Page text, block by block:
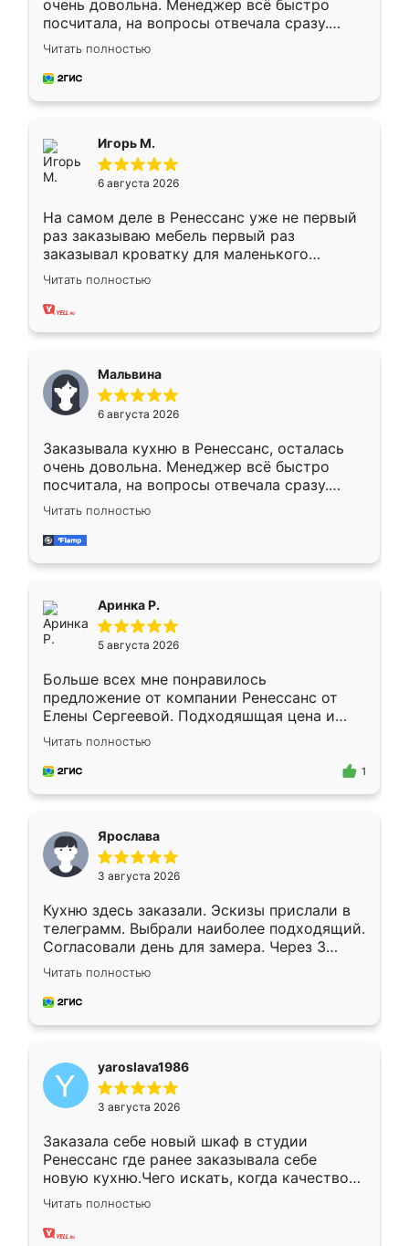
очень довольна. Менеджер всё быстро
посчитала, на вопросы отвечала сразу.
Замерщик приехал в субботу, подошёл к
делу со всей ответственностью. Собрали
за день, ребята работали аккуратно, даже
Читать полностью
Игорь М.
6 августа 2026
На самом деле в Ренессанс уже не первый
раз заказываю мебель первый раз
заказывал кроватку для маленького
ребёнка при его рождении ,во второй раз
заказал шкаф-купе. По качеству очень
хорошее сборка достаточно быстрая,
меньше, здесь же он более разнообразный.
Мне нравится ,если что-то потребуется из
мебели буду заказывать только здесь.
Читать полностью
Мальвина
6 августа 2026
Заказывала кухню в Ренессанс, осталась
очень довольна. Менеджер всё быстро
посчитала, на вопросы отвечала сразу.
Замерщик приехал в субботу, подошёл к
делу со всей ответственностью. Собрали
за день, ребята работали аккуратно, даже
Читать полностью
Аринка Р.
5 августа 2026
Больше всех мне понравилось
предложение от компании Ренессанс от
Елены Сергеевой. Подходяшщая цена и
короткие сроки изготовления. Приехавший
для замера сотрудник Владислав
предложил по моему эскизу самый
Читать полностью
1
Ярослава
3 августа 2026
Кухню здесь заказали. Эскизы прислали в
телеграмм. Выбрали наиболее подходящий.
Согласовали день для замера. Через 3
недели кухня была уже готова. Остались
довольны работой. Спасибо Ренессанс
мебель за качественную работу!
Читать полностью
yaroslava1986
3 августа 2026
Заказала себе новый шкаф в студии
Ренессанс где ранее заказывала себе
новую кухню.Чего искать, когда качеством
вполне довольна. Служит кухня уже почти
два года, нареканий нет.
Читать полностью